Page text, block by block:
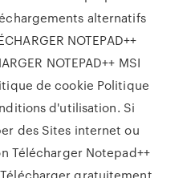
alternatifs
NOTEPAD++
NOTEPAD++ MSI
de cookie Politique
d'utilisation. Si
des Sites internet ou
Télécharger Notepad++
gratuitement